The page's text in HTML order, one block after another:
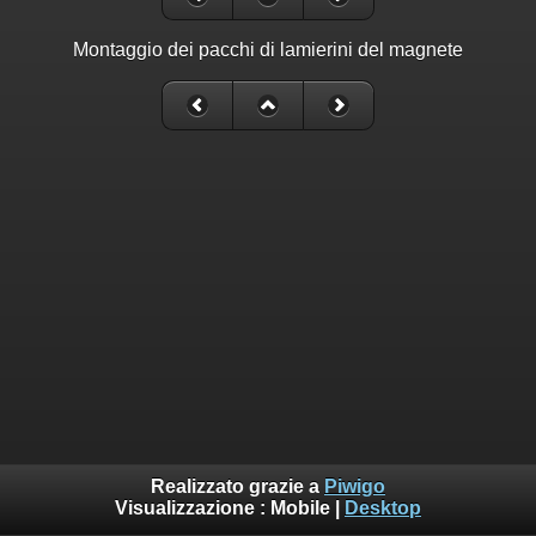
Montaggio dei pacchi di lamierini del magnete
Realizzato grazie a Piwigo
Visualizzazione : Mobile Desktop